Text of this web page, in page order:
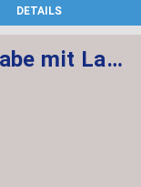
DETAILS
Radnabe mit Lager vorne M12X1,5